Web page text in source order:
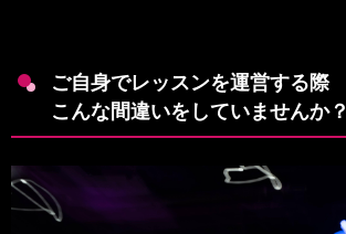
ご自身でレッスンを運営する際
こんな間違いをしていませんか？